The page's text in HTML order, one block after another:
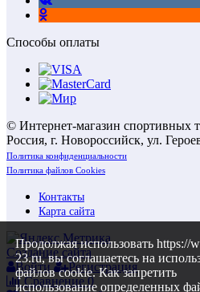
Продолжая использовать https://
23.ru, вы соглашаетесь на
файлов cookie. Как запретить
использование определенных
Способы оплаты
© Интернет-магазин спортивных
Россия, г. Новороссийск, ул.
Политика конфиденциальности
Политика файлов Cookies
Контакты
Карта сайта
Создание сайта
Войти
Регистрация
Сравнение 0